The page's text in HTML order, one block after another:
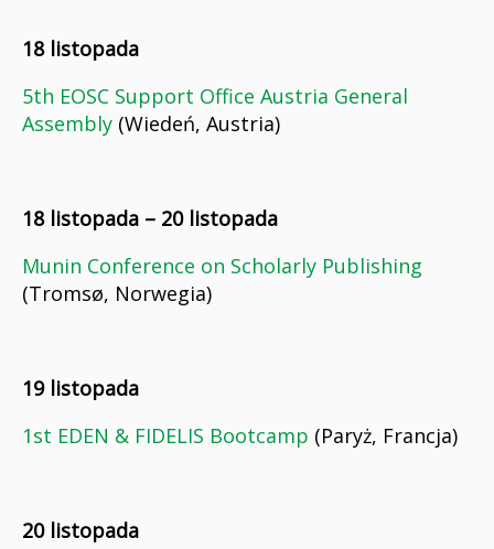
18 listopada
5th EOSC Support Office Austria General
Assembly (Wiedeń, Austria)
18 listopada – 20 listopada
Munin Conference on Scholarly Publishing
(Tromsø, Norwegia)
19 listopada
1st EDEN & FIDELIS Bootcamp (Paryż, Francja)
20 listopada